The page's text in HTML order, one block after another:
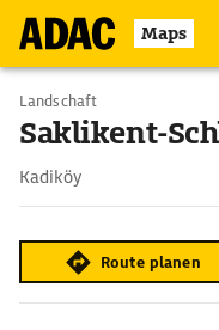
Maps
Landschaft
Saklikent-
Kadiköy
Route planen